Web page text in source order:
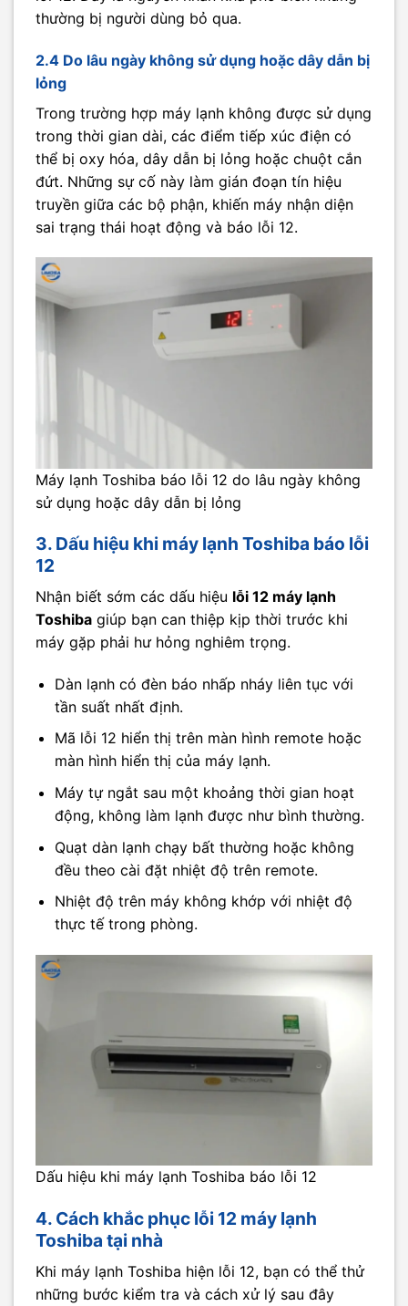
thường bị người dùng bỏ qua.
2.4 Do lâu ngày không sử dụng hoặc dây dẫn bị
lỏng
Trong trường hợp máy lạnh không được sử dụng
trong thời gian dài, các điểm tiếp xúc điện có
thể bị oxy hóa, dây dẫn bị lỏng hoặc chuột cắn
đứt. Những sự cố này làm gián đoạn tín hiệu
truyền giữa các bộ phận, khiến máy nhận diện
sai trạng thái hoạt động và báo lỗi 12.
Máy lạnh Toshiba báo lỗi 12 do lâu ngày không
sử dụng hoặc dây dẫn bị lỏng
3. Dấu hiệu khi máy lạnh Toshiba báo lỗi
12
Nhận biết sớm các dấu hiệu lỗi 12 máy lạnh
Toshiba giúp bạn can thiệp kịp thời trước khi
máy gặp phải hư hỏng nghiêm trọng.
Dàn lạnh có đèn báo nhấp nháy liên tục với
tần suất nhất định.
Mã lỗi 12 hiển thị trên màn hình remote hoặc
màn hình hiển thị của máy lạnh.
Máy tự ngắt sau một khoảng thời gian hoạt
động, không làm lạnh được như bình thường.
Quạt dàn lạnh chạy bất thường hoặc không
đều theo cài đặt nhiệt độ trên remote.
Nhiệt độ trên máy không khớp với nhiệt độ
thực tế trong phòng.
Dấu hiệu khi máy lạnh Toshiba báo lỗi 12
4. Cách khắc phục lỗi 12 máy lạnh
Toshiba tại nhà
Khi máy lạnh Toshiba hiện lỗi 12, bạn có thể thử
những bước kiểm tra và cách xử lý sau đây